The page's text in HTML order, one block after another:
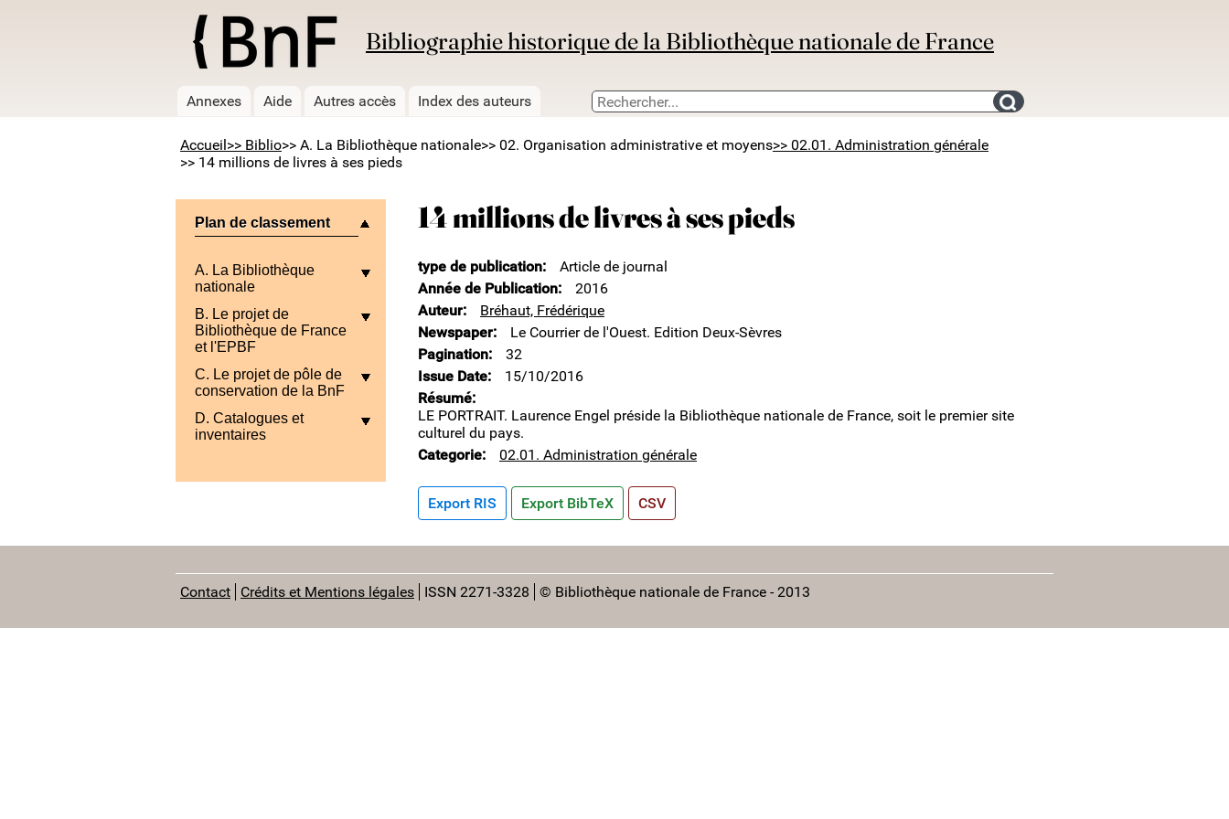
Bibliographie historique de la Bibliothèque nationale de France
Annexes Aide Autres accès Index des auteurs Search for an bibliography
Accueil >> Biblio>> A. La Bibliothèque nationale>> 02. Organisation administrative et moyens>> 02.01. Administration générale
>> 14 millions de livres à ses pieds
Plan de classement
A. La Bibliothèque
nationale
B. Le projet de
Bibliothèque de France
et l'EPBF
C. Le projet de pôle de
conservation de la BnF
D. Catalogues et
inventaires
14 millions de livres à ses pieds
type de publication
Article de journal
Année de Publication
2016
Auteur
Bréhaut, Frédérique
Newspaper
Le Courrier de l'Ouest. Edition Deux-Sèvres
Pagination
32
Issue Date
15/10/2016
Résumé
LE PORTRAIT. Laurence Engel préside la Bibliothèque nationale de France, soit le premier site
culturel du pays.
Categorie
02.01. Administration générale
Export RIS Export BibTeX CSV
Contact Crédits et Mentions légales ISSN 2271-3328 © Bibliothèque nationale de France - 2013